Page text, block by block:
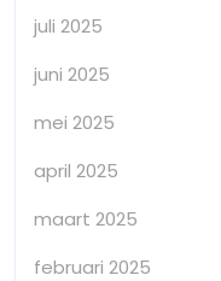
juli 2025
juni 2025
mei 2025
april 2025
maart 2025
februari 2025